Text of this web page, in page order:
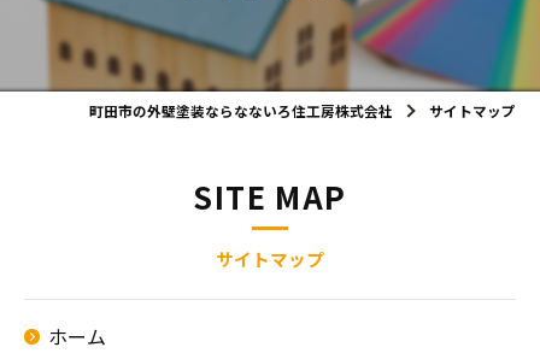
町田市の外壁塗装ならなないろ住工房株式会社 サイトマップ
サイトマップ
SITE MAP
ホーム